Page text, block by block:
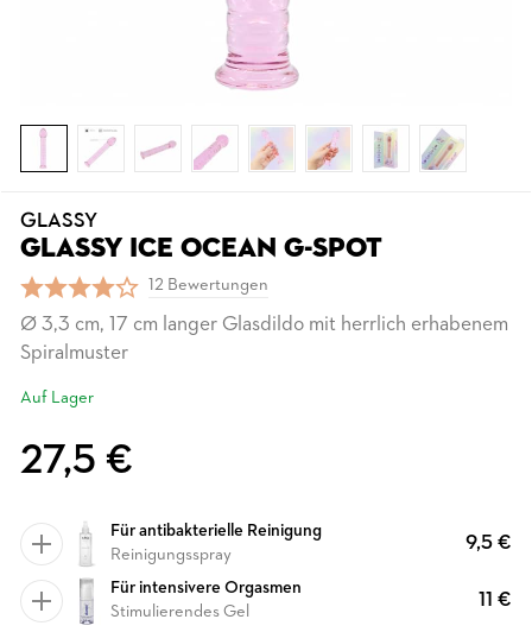
GLASSY
GLASSY ICE OCEAN G-SPOT
12 Bewertungen
Ø 3,3 cm, 17 cm langer Glasdildo mit herrlich erhabenem
Spiralmuster
Auf Lager
27,5 €
Für antibakterielle Reinigung
Reinigungsspray
9,5 €
Für intensivere Orgasmen
Stimulierendes Gel
11 €